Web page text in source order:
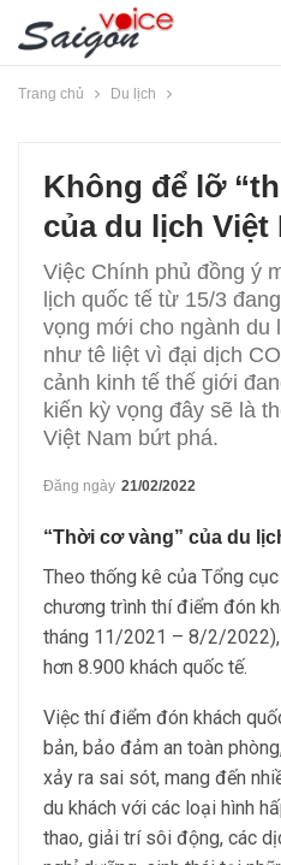
Trang chủ Du lịch
Không để lỡ
của du lịch Việt
Việc Chính phủ đồng ý
lịch quốc tế từ 15/3
vọng mới cho ngành du
như tê liệt vì đại dịch
cảnh kinh tế thế giới
kiến kỳ vọng đây sẽ là
Việt Nam bứt phá.
Đăng ngày 21/02/2022
“Thời cơ vàng” của du
Theo thống kê của Tổng
chương trình thí điểm đón
tháng 11/2021 – 8/2/
hơn 8.900 khách quốc tế.
Việc thí điểm đón khách
bản, bảo đảm an toàn
xảy ra sai sót, mang đến
du khách với các loại hình
thao, giải trí sôi động, các